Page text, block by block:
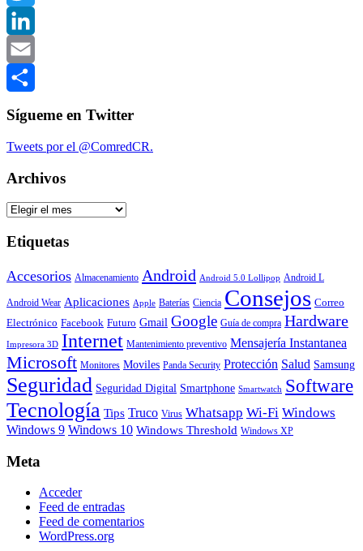
Twitter
LinkedIn
Email
Compartir
Sígueme en Twitter
Tweets por el @ComredCR.
Archivos
Archivos
Etiquetas
Accesorios Almacenamiento Android Android 5.0 Lollipop Android L
Android Wear Aplicaciones Apple Baterías Ciencia Consejos Correo
Electrónico Facebook Futuro Gmail Google Guía de compra Hardware
Impresora 3D Internet Mantenimiento preventivo Mensajería Instantanea
Microsoft Monitores Moviles Panda Security Protección Salud Samsung
Seguridad Seguridad Digital Smartphone Smartwatch Software
Tecnología Tips Truco Virus Whatsapp Wi-Fi Windows
Windows 9 Windows 10 Windows Threshold Windows XP
Meta
Acceder
Feed de entradas
Feed de comentarios
WordPress.org